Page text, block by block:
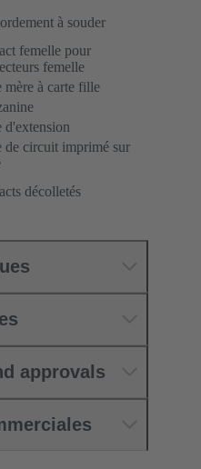
à souder
femelle pour
femelle
mère à carte fille
d'extension
de circuit imprimé sur
décolletés
approvals